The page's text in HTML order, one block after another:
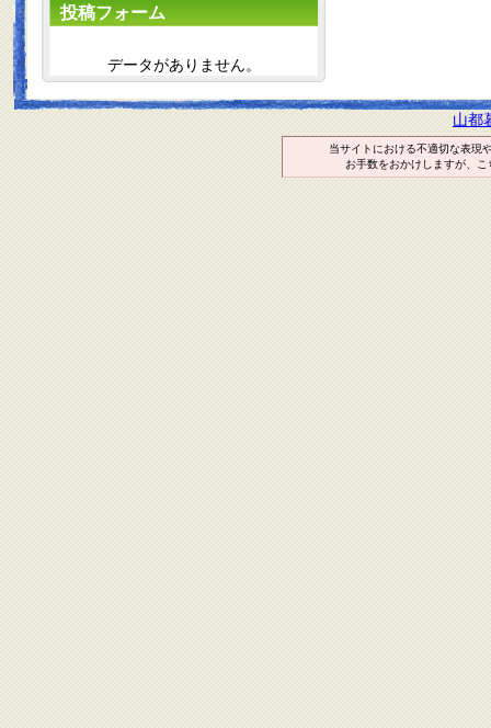
投稿フォーム
データがありません。
山都
当サイトにおける不適切な表現
お手数をおかけしますが、こ